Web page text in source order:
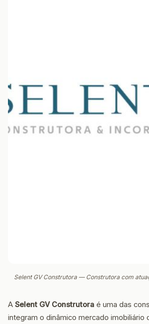
Selent GV Construtora — Construtora com
A Selent GV Construtora é uma das
integram o dinâmico mercado imobiliário